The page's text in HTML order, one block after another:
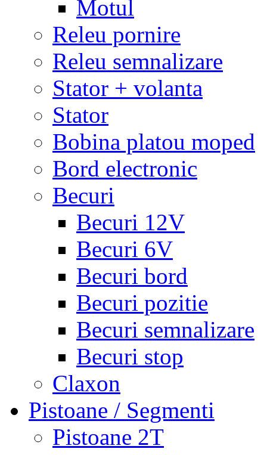
Motul
Releu pornire
Releu semnalizare
Stator + volanta
Stator
Bobina platou moped
Bord electronic
Becuri
Becuri 12V
Becuri 6V
Becuri bord
Becuri pozitie
Becuri semnalizare
Becuri stop
Claxon
Pistoane / Segmenti
Pistoane 2T